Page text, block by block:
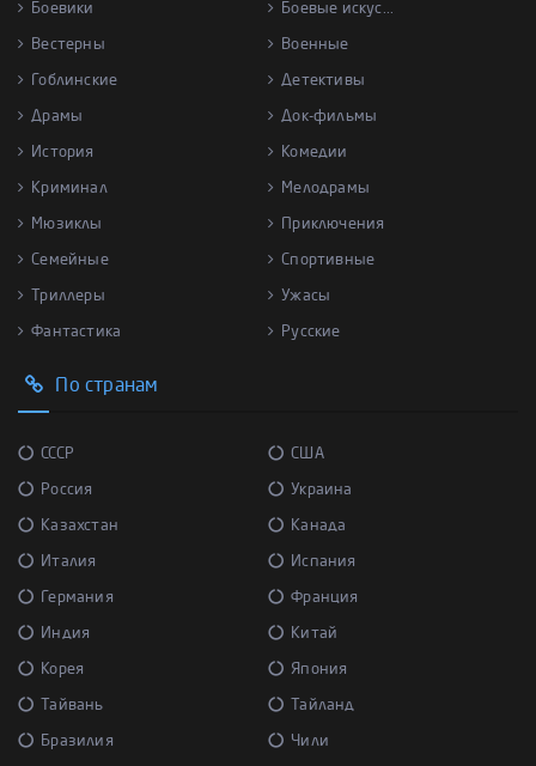
Боевики Боевые искус...
Вестерны Военные
Гоблинские Детективы
Драмы Док-фильмы
История Комедии
Криминал Мелодрамы
Мюзиклы Приключения
Семейные Спортивные
Триллеры Ужасы
Фантастика Русские
По странам
СССР США
Россия Украина
Казахстан Канада
Италия Испания
Германия Франция
Индия Китай
Корея Япония
Тайвань Тайланд
Бразилия Чили